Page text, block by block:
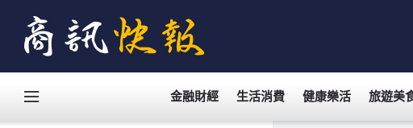
金融財經 生活消費 健康樂活 旅遊美